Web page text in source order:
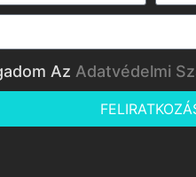
Az Adatvédelmi